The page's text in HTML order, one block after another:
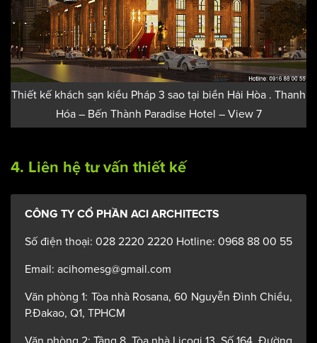
Thiết kế khách sạn kiểu Pháp 3 sao tại biển Hải Hòa . Thanh
Hóa – Bến Thành Paradise Hotel – View 7
Văn phòng 1: Tòa nhà Rosana, 60 Nguyễn Đình Chiểu,